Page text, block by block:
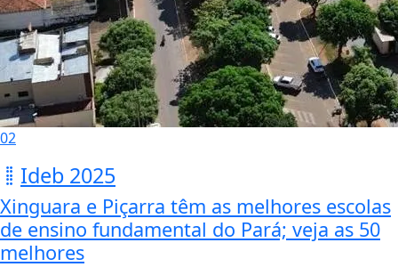
02
Ideb 2025
Xinguara e Piçarra têm as melhores escolas
de ensino fundamental do Pará; veja as 50
melhores